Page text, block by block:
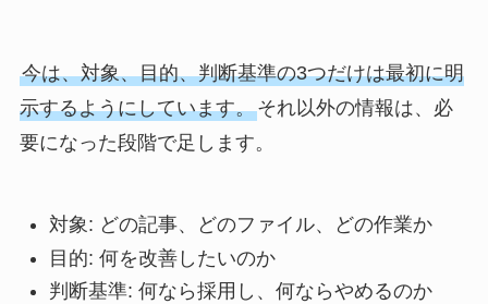
今は、対象、目的、判断基準の3つだけは最初に明
示するようにしています。それ以外の情報は、必
要になった段階で足します。
対象: どの記事、どのファイル、どの作業か
目的: 何を改善したいのか
判断基準: 何なら採用し、何ならやめるのか